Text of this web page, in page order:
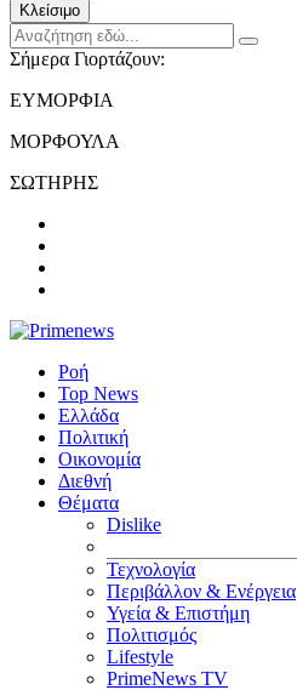
Κλείσιμο
Σήμερα Γιορτάζουν:
ΕΥΜΟΡΦΙΑ
ΜΟΡΦΟΥΛΑ
ΣΩΤΗΡΗΣ
Ροή
Top News
Ελλάδα
Πολιτική
Οικονομία
Διεθνή
Θέματα
Dislike
Τεχνολογία
Περιβάλλον & Ενέργεια
Υγεία & Επιστήμη
Πολιτισμός
Lifestyle
PrimeNews TV